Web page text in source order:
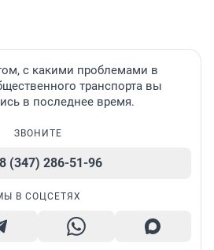
с какими проблемами в
транспорта вы
в последнее время.
ЗВОНИТЕ
8 (347) 286-51-96
В СОЦСЕТЯХ